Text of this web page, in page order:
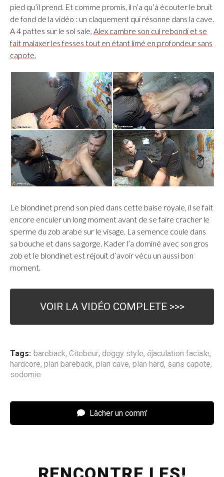
pied qu’il prend. Et comme promis, il n’a qu’à écouter le bruit
de fond de la vidéo : un claquement qui résonne dans la cave.
A 4 pattes sur le sol sale, Alex cambre son cul rebondi et se
fait malaxer les fesses tout en étant limé en profondeur sans
capote.
Le blondinet prend son pied dans cette baise royale, il se fait
encore enculer un long moment avant de se faire cracher le
sperme du zob arabe sur le visage. La semence coule dans
sa bouche et dans sa gorge. Kader l’a dominé avec son gros
zob et le blondinet est réjouit d’avoir vécu un aussi bon
moment.
VOIR LA VIDÉO COMPLETE >>>
Tags: bareback, Citebeur, doggy style, éjaculation faciale,
hardcore, plan bareback, plan cave, plan hard, sans capote,
sodomie
Lâcher un comm’